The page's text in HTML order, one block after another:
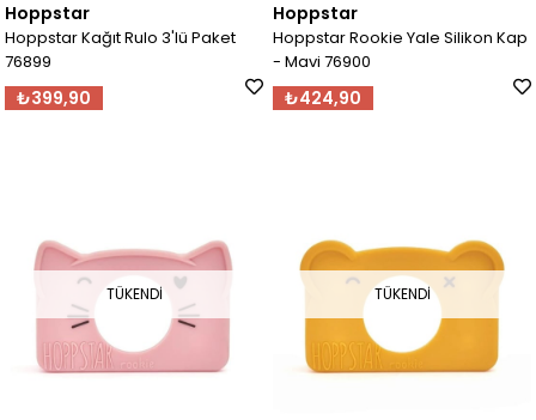
Hoppstar
Hoppstar Kağıt Rulo 3'lü Paket
76899
₺399,90
Hoppstar
Hoppstar Rookie Yale Silikon Kap
- Mavi 76900
₺424,90
TÜKENDI TÜKENDI